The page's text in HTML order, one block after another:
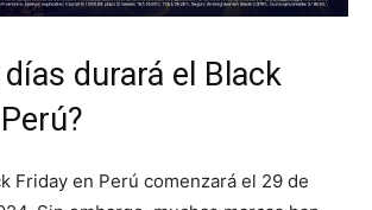
durará el Black
Friday en Perú comenzará el 29 de